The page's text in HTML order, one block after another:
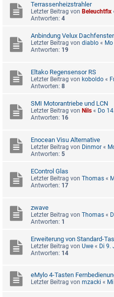
Terrassenheizstrahler
Letzter Beitrag von Beleuchtfix
Antworten: 4
Anbindung Velux Dachfenster
Letzter Beitrag von diablo «
Antworten: 19
Eltako Regensensor RS
Letzter Beitrag von koboldo «
Antworten: 8
SMI Motorantriebe und LCN
Letzter Beitrag von Nils « Do
Antworten: 16
Enocean Visu Alternative
Letzter Beitrag von Dinmor «
Antworten: 5
EControl Glas
Letzter Beitrag von Thomas «
Antworten: 17
zwave
Letzter Beitrag von Thomas «
Antworten: 1
Erweiterung von Standard-
Letzter Beitrag von Uwe « Di 9.
Antworten: 14
eMylo 4-Tasten
Letzter Beitrag von mzacki «